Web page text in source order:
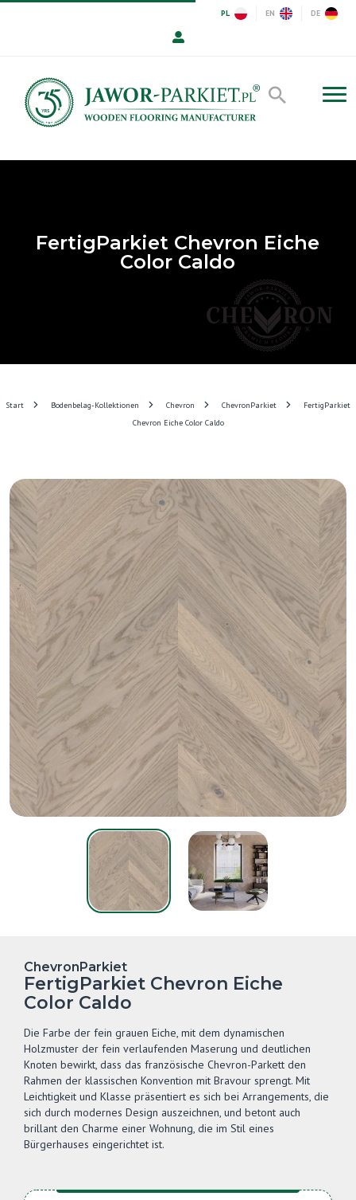
PL EN DE
FertigParkiet Chevron Eiche
Color Caldo
Start Bodenbelag-Kollektionen Chevron ChevronParkiet
FertigParkiet
Chevron Eiche Color Caldo
ChevronParkiet
FertigParkiet Chevron Eiche
Color Caldo
Die Farbe der fein grauen Eiche, mit dem dynamischen
Holzmuster der fein verlaufenden Maserung und deutlichen
Knoten bewirkt, dass das französische Chevron-Parkett den
Rahmen der klassischen Konvention mit Bravour sprengt. Mit
Leichtigkeit und Klasse präsentiert es sich bei Arrangements, die
sich durch modernes Design auszeichnen, und betont auch
brillant den Charme einer Wohnung, die im Stil eines
Bürgerhauses eingerichtet ist.